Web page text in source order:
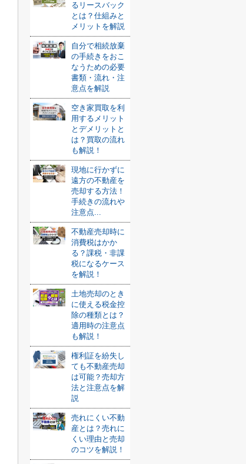
るリースバック
とは？仕組みと
メリットを解説
自分で相続放棄
の手続きをおこ
なうための必要
書類・流れ・注
意点を解説
空き家買取を利
用するメリット
とデメリットと
は？買取の流れ
も解説！
現地に行かずに
遠方の不動産を
売却する方法！
手続きの流れや
注意点...
不動産売却時に
消費税はかか
る？課税・非課
税になるケース
を解説！
土地売却のとき
に使える税金控
除の種類とは？
適用時の注意点
も解説！
権利証を紛失し
ても不動産売却
は可能？売却方
法と注意点を解
説
売れにくい不動
産とは？売れに
くい理由と売却
のコツを解説！